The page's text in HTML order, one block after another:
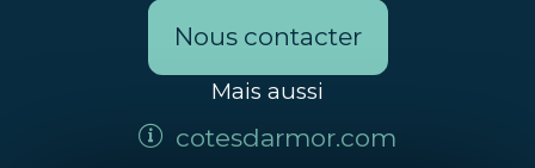
Nous contacter
Mais aussi
cotesdarmor.com